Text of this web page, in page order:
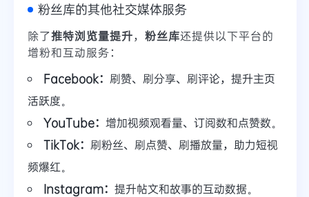
粉丝库的其他社交媒体服务
除了推特浏览量提升， 粉丝库还提供以下平台的
增粉和互动服务：
Facebook： 刷赞、刷分享、刷评论，提升主页
活跃度。
YouTube： 增加视频观看量、订阅数和点赞数。
TikTok： 刷粉丝、刷点赞、刷播放量，助力短视
频爆红。
Instagram： 提升帖文和故事的互动数据。